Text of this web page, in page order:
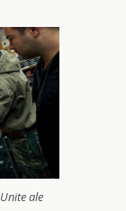
ale